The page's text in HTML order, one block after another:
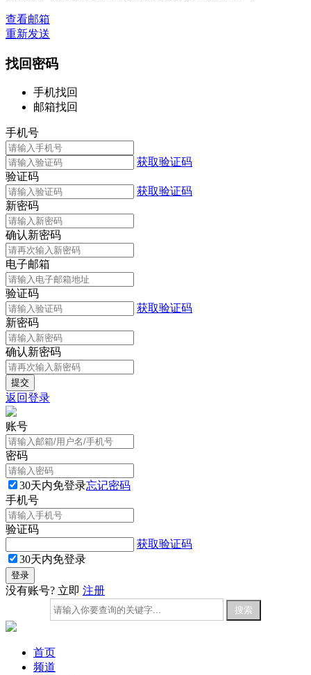
查看邮箱
重新发送
找回密码
手机找回
邮箱找回
手机号
获取验证码
验证码
获取验证码
新密码
确认新密码
电子邮箱
验证码
获取验证码
新密码
确认新密码
返回登录
账号
密码
30天内免登录忘记密码
手机号
验证码
获取验证码
30天内免登录
没有账号? 立即 注册
首页
频道